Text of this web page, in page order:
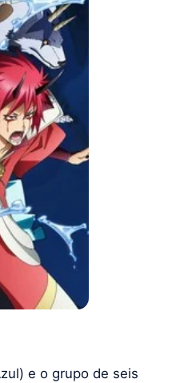
e o grupo de seis